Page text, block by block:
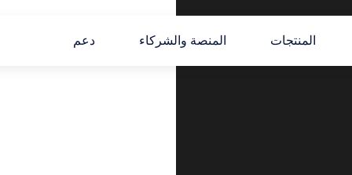
المنتجات المنصة والشركاء دعم